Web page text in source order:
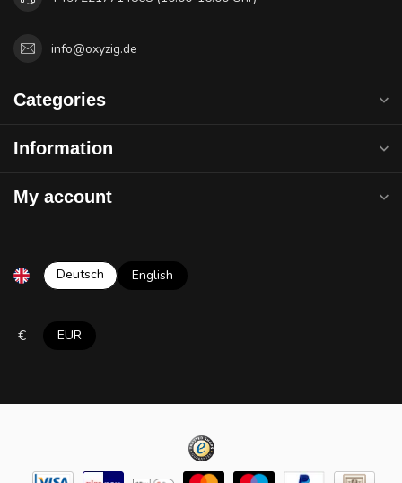
info@oxyzig.de
Categories
Information
My account
Deutsch English
€ EUR